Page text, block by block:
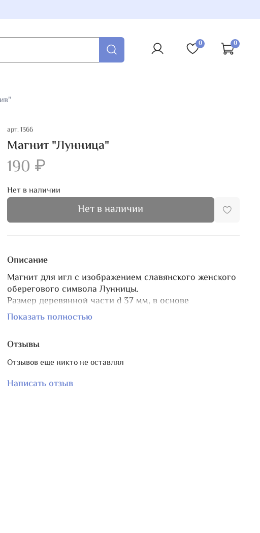
0 0
арт.1366
Магнит "Лунница"
190 ₽
Нет в наличии
Нет в наличии
Описание
Магнит для игл с изображением славянского женского
оберегового символа Лунницы.
Размер деревянной части d 37 мм, в основе
неодимовый магнит d7 мм.
В пару к магниту есть хорнбук и бобинка с Лунницей.
Показать полностью
Отзывы
Отзывов еще никто не оставлял
Написать отзыв